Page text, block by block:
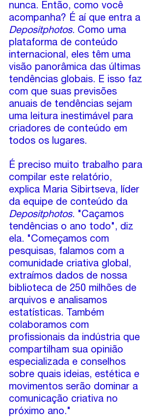
nunca. Então, como você
acompanha? É aí que entra a
Depositphotos. Como uma
plataforma de conteúdo
internacional, eles têm uma
visão panorâmica das últimas
tendências globais. E isso faz
com que suas previsões
anuais de tendências sejam
uma leitura inestimável para
criadores de conteúdo em
todos os lugares.
É preciso muito trabalho para
compilar este relatório,
explica Maria Sibirtseva, líder
da equipe de conteúdo da
Depositphotos. "Caçamos
tendências o ano todo", diz
ela. "Começamos com
pesquisas, falamos com a
comunidade criativa global,
extraímos dados de nossa
biblioteca de 250 milhões de
arquivos e analisamos
estatísticas. Também
colaboramos com
profissionais da indústria que
compartilham sua opinião
especializada e conselhos
sobre quais ideias, estética e
movimentos serão dominar a
comunicação criativa no
próximo ano."